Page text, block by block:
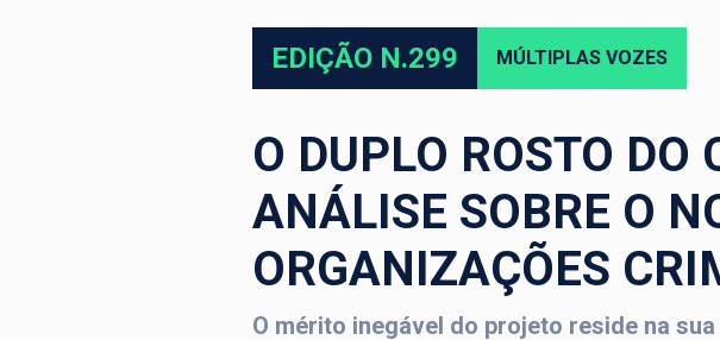
EDIÇÃO N.299 MÚLTIPLAS VOZES
O DUPLO ROSTO
ANÁLISE SOBRE O
ORGANIZAÇÕES
O mérito inegável do projeto reside na